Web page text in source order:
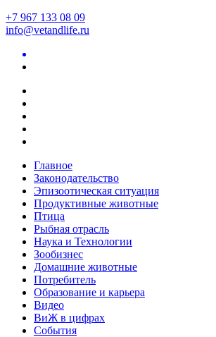
+7 967 133 08 09
info@vetandlife.ru
Главное
Законодательство
Эпизоотическая ситуация
Продуктивные животные
Птица
Рыбная отрасль
Наука и Технологии
Зообизнес
Домашние животные
Потребитель
Образование и карьера
Видео
ВиЖ в цифрах
События